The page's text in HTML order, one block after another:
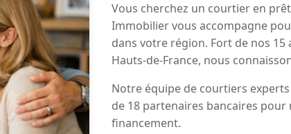
Vous cherchez un courtier en
Immobilier vous accompagne
dans votre région. Fort de nos 15
Hauts-de-France, nous
Notre équipe de courtiers
de 18 partenaires bancaires
financement.